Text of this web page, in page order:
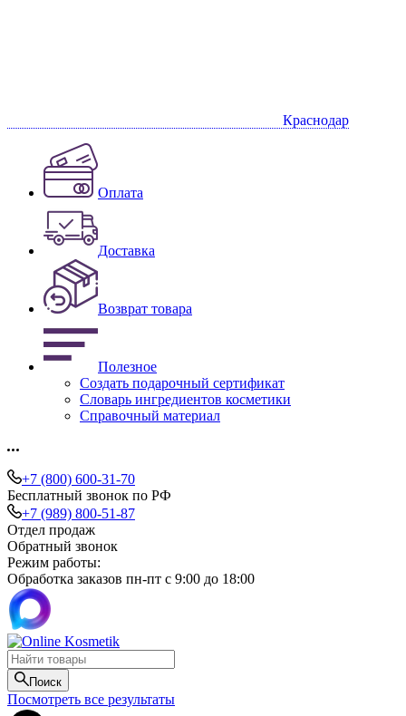
Краснодар
Оплата
Доставка
Возврат товара
Полезное
Создать подарочный сертификат
Словарь ингредиентов косметики
Справочный материал
+7 (800) 600-31-70
Бесплатный звонок по РФ
+7 (989) 800-51-87
Отдел продаж
Обратный звонок
Режим работы:
Обработка заказов пн-пт с 9:00 до 18:00
Поиск
Посмотреть все результаты